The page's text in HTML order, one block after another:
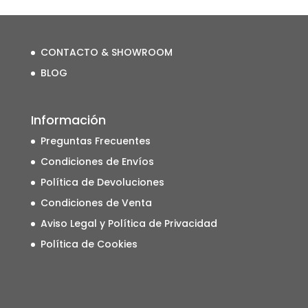
CONTACTO & SHOWROOM
BLOG
Información
Preguntas Frecuentes
Condiciones de Envíos
Política de Devoluciones
Condiciones de Venta
Aviso Legal y Política de Privacidad
Política de Cookies